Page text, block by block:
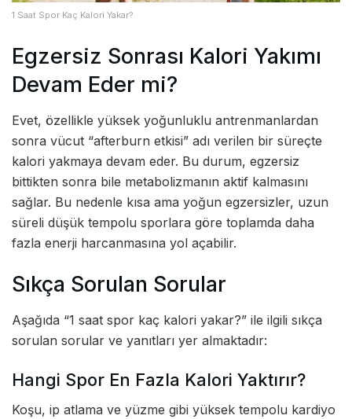
1 Saat Spor Kaç Kalori Yakar?
Egzersiz Sonrası Kalori Yakımı
Devam Eder mi?
Evet, özellikle yüksek yoğunluklu antrenmanlardan
sonra vücut “afterburn etkisi” adı verilen bir süreçte
kalori yakmaya devam eder. Bu durum, egzersiz
bittikten sonra bile metabolizmanın aktif kalmasını
sağlar. Bu nedenle kısa ama yoğun egzersizler, uzun
süreli düşük tempolu sporlara göre toplamda daha
fazla enerji harcanmasına yol açabilir.
Sıkça Sorulan Sorular
Aşağıda “1 saat spor kaç kalori yakar?” ile ilgili sıkça
sorulan sorular ve yanıtları yer almaktadır:
Hangi Spor En Fazla Kalori Yaktırır?
Koşu, ip atlama ve yüzme gibi yüksek tempolu kardiyo